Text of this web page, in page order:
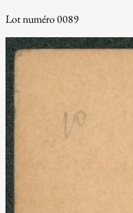
Lot numéro 0089